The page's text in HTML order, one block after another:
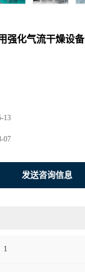
强化气流干燥设备
13
07
发送咨询信息
1